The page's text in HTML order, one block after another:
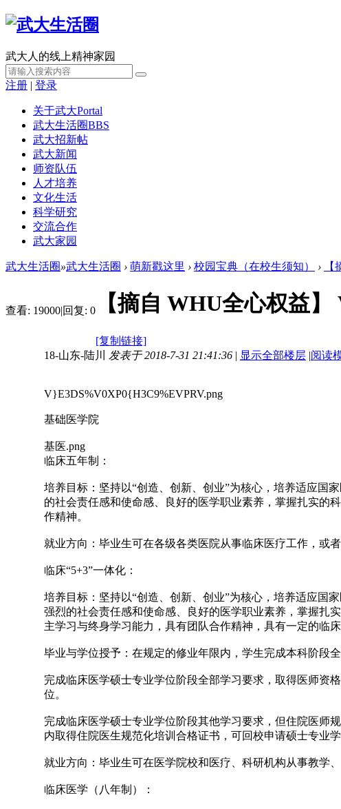
武大人的线上精神家园
注册 | 登录
关于武大Portal
武大生活圈BBS
武大招新帖
武大新闻
师资队伍
人才培养
文化生活
科学研究
交流合作
武大家园
武大生活圈»武大生活圈 › 萌新戳这里 › 校园宝典（在校生须知） ›
查看: 19000|回复: 0 【摘自 WHU全心权益
[复制链接]
18-山东-陆川 发表于 2018-7-31 21:41:36 | 显示全部楼层 |阅读
V}E3DS%V0XP0{H3C9%EVPRV.png
基础医学院
基医.png
临床五年制：
培养目标：坚持以“创造、创新、创业”为核心，培养适应国
的社会责任感和使命感、良好的医学职业素养，掌握扎实的
作精神。
就业方向：毕业生可在各级各类医院从事临床医疗工作，或
临床“5+3”一体化：
培养目标：坚持以“创造、创新、创业”为核心，培养适应国
强烈的社会责任感和使命感、良好的医学职业素养，掌握扎
主学习与终身学习能力，具有团队合作精神，具有一定的临
毕业与学位授予：在规定的修业年限内，学生完成本科阶段
完成临床医学硕士专业学位阶段全部学习要求，取得医师资
位。
完成临床医学硕士专业学位阶段其他学习要求，但住院医师
内取得住院医生规范化培训合格证书，可回校申请硕士专业
就业方向：毕业生可在医学院校和医疗、科研机构从事教学
临床医学（八年制）：